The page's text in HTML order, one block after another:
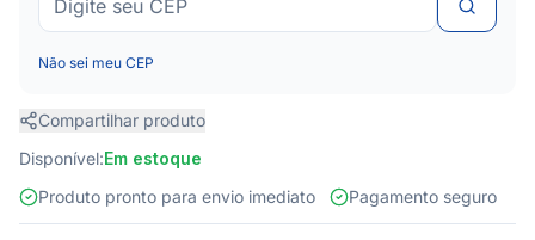
Não sei meu CEP
Compartilhar produto
Disponível:Em estoque
Produto pronto para envio imediato
Pagamento seguro